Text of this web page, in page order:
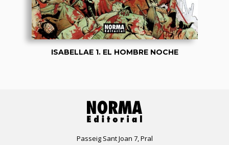
ISABELLAE 1. EL HOMBRE NOCHE
Passeig Sant Joan 7, Pral